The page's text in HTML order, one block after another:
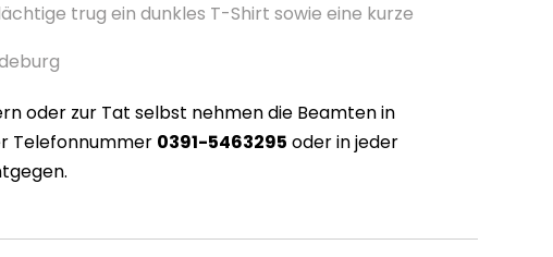
trug ein dunkles T-Shirt sowie eine kurze
oder zur Tat selbst nehmen die Beamten in
Telefonnummer 0391-5463295 oder in jeder